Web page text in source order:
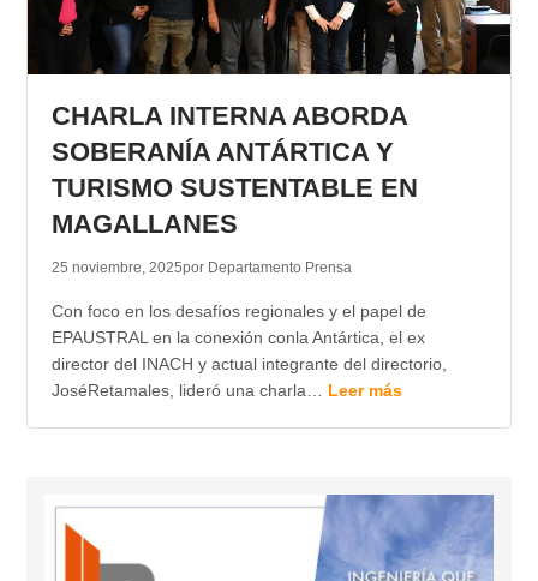
CHARLA INTERNA ABORDA
SOBERANÍA ANTÁRTICA Y
TURISMO SUSTENTABLE EN
MAGALLANES
25 noviembre, 2025por Departamento Prensa
Con foco en los desafíos regionales y el papel de
EPAUSTRAL en la conexión conla Antártica, el ex
director del INACH y actual integrante del directorio,
JoséRetamales, lideró una charla… Leer más